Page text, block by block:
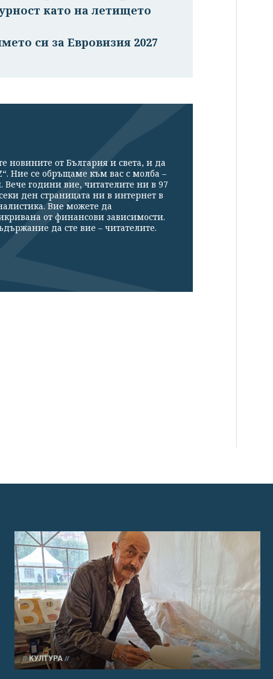
като на летището
си за Евровизия 2027
новините от България и света, и да
Ние се обръщаме към вас с молба –
години вие, читателите ни в 97
ден страницата ни в интернет в
Вие можете да
от финансови зависимости.
да сте вие – читателите.
КУЛТУРА